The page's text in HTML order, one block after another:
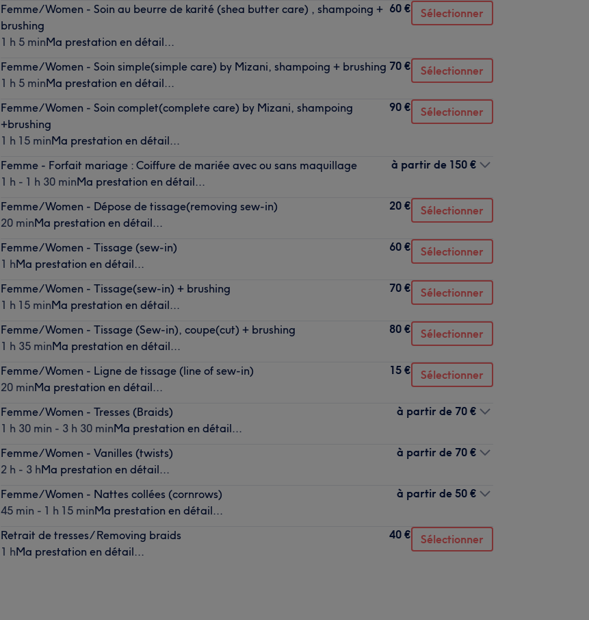
Femme/Women - Soin au beurre de karité (shea butter care) , shampoing +
brushing
1 h 5 minMa prestation en détail...
60 € Sélectionner
Femme/Women - Soin simple(simple care) by Mizani, shampoing + brushing
1 h 5 minMa prestation en détail...
70 € Sélectionner
Femme/Women - Soin complet(complete care) by Mizani, shampoing
+brushing
1 h 15 minMa prestation en détail...
90 € Sélectionner
Femme - Forfait mariage : Coiffure de mariée avec ou sans maquillage
1 h - 1 h 30 minMa prestation en détail...
à partir de 150 €
Femme/Women - Dépose de tissage(removing sew-in)
20 minMa prestation en détail...
20 € Sélectionner
Femme/Women - Tissage (sew-in)
1 hMa prestation en détail...
60 € Sélectionner
Femme/Women - Tissage(sew-in) + brushing
1 h 15 minMa prestation en détail...
70 € Sélectionner
Femme/Women - Tissage (Sew-in), coupe(cut) + brushing
1 h 35 minMa prestation en détail...
80 € Sélectionner
Femme/Women - Ligne de tissage (line of sew-in)
20 minMa prestation en détail...
15 € Sélectionner
Femme/Women - Tresses (Braids)
1 h 30 min - 3 h 30 minMa prestation en détail...
à partir de 70 €
Femme/Women - Vanilles (twists)
2 h - 3 hMa prestation en détail...
à partir de 70 €
Femme/Women - Nattes collées (cornrows)
45 min - 1 h 15 minMa prestation en détail...
à partir de 50 €
Retrait de tresses/ Removing braids
1 hMa prestation en détail...
40 € Sélectionner